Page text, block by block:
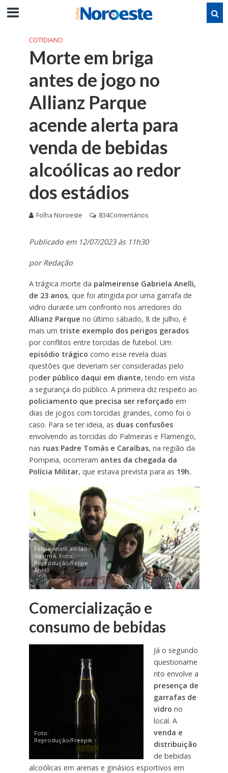
COTIDIANO
Morte em briga
antes de jogo no
Allianz Parque
acende alerta para
venda de bebidas
alcoólicas ao redor
dos estádios
Folha Noroeste 834Comentários
Publicado em 12/07/2023 às 11h30
por Redação
A trágica morte da palmeirense Gabriela Anelli,
de 23 anos, que foi atingida por uma garrafa de
vidro durante um confronto nos arredores do
Allianz Parque no último sábado, 8 de julho, é
mais um triste exemplo dos perigos gerados
por conflitos entre torcidas de futebol. Um
episódio trágico como esse revela duas
questões que deveriam ser consideradas pelo
poder público daqui em diante, tendo em vista
a segurança do público. A primeira diz respeito ao
policiamento que precisa ser reforçado em
dias de jogos com torcidas grandes, como foi o
caso. Para se ter ideia, as duas confusões
envolvendo as torcidas do Palmeiras e Flamengo,
nas ruas Padre Tomás e Caraíbas, na região da
Pompeia, ocorreram antes da chegada da
Polícia Militar, que estava prevista para as 19h.
Felipe Anelli ao lado
da irmã. Foto:
Reprodução/Felipe
Anelli
Comercialização e
consumo de bebidas
Foto:
Reprodução/Freepik
Já o segundo
questioname
nto envolve a
presença de
garrafas de
vidro no
local. A
venda e
distribuição
de bebidas
alcoólicas em arenas e ginásios esportivos em